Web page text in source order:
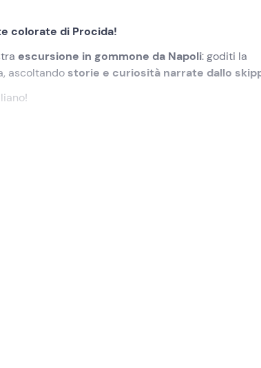
colorate di Procida!
escursione in gommone da Napoli: goditi la
ascoltando storie e curiosità narrate dallo
che intrattenerà con